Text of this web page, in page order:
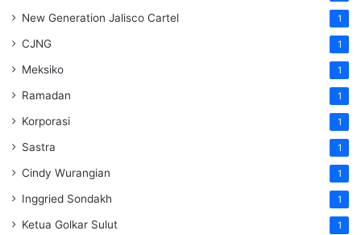
New Generation Jalisco Cartel 1
CJNG 1
Meksiko 1
Ramadan 1
Korporasi 1
Sastra 1
Cindy Wurangian 1
Inggried Sondakh 1
Ketua Golkar Sulut 1